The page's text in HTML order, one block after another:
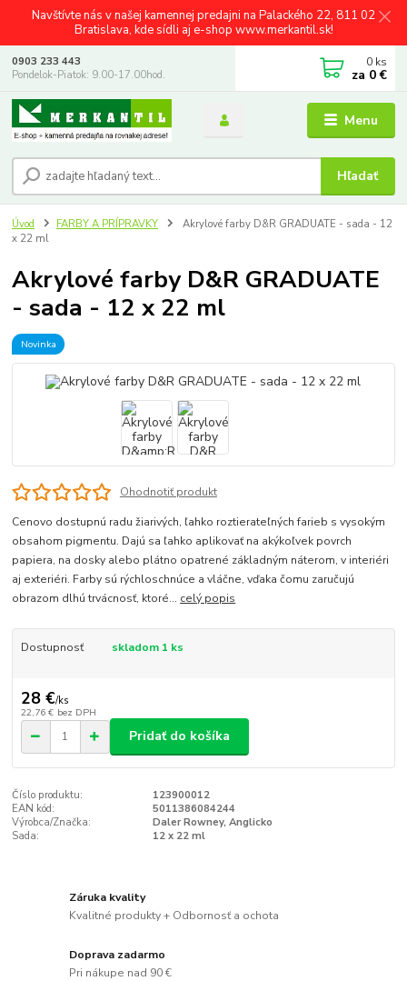
Navštívte nás v našej kamennej predajni na Palackého 22, 811 02
Bratislava, kde sídli aj e-shop www.merkantil.sk!
Menu
Hľadať
0903 233 443
Pondelok-Piatok: 9.00-17.00hod.
0 ks
za 0 €
Úvod FARBY A PRÍPRAVKY
Akrylové farby D&R GRADUATE - sada - 12
x 22 ml
Akrylové farby D&R GRADUATE
- sada - 12 x 22 ml
Novinka
Ohodnotiť produkt
Cenovo dostupnú radu žiarivých, ľahko roztierateľných farieb s vysokým
obsahom pigmentu. Dajú sa ľahko aplikovať na akýkoľvek povrch
papiera, na dosky alebo plátno opatrené základným náterom, v interiéri
aj exteriéri. Farby sú rýchloschnúce a vláčne, vďaka čomu zaručujú
obrazom dlhú trvácnosť, ktoré... celý popis
Dostupnosť skladom 1 ks
28 €/ks
22,76 € bez DPH
Pridať do košíka
Číslo produktu:
123900012
EAN kód:
5011386084244
Výrobca/Značka:
Daler Rowney, Anglicko
Sada:
12 x 22 ml
Záruka kvality
Kvalitné produkty + Odbornosť a ochota
Doprava zadarmo
Pri nákupe nad 90 €